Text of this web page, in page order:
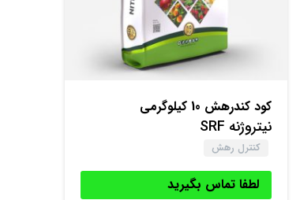
کود کندرهش 10 کیلوگرمی
نیتروژنه SRF
کنترل رهش
لطفا تماس بگیرید